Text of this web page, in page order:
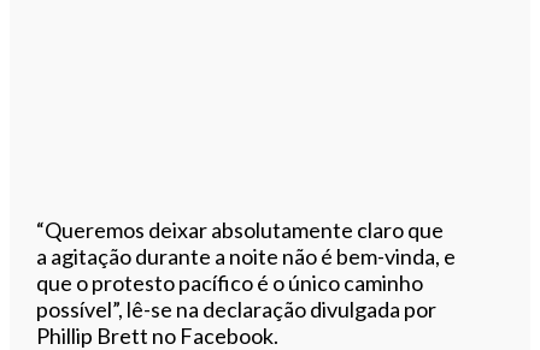
“Queremos deixar absolutamente claro que
a agitação durante a noite não é bem-vinda, e
que o protesto pacífico é o único caminho
possível”, lê-se na declaração divulgada por
Phillip Brett no Facebook.